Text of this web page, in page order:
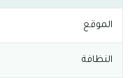
الموقع
النظافة